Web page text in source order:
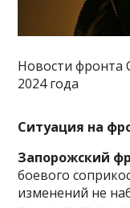
Новости фронта
2024 года
Ситуация на
Запорожский
боевого
изменений не